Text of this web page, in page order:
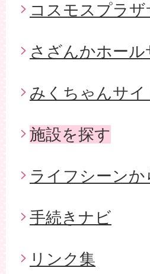
コスモスプラザ
さざんかホール
みくちゃんサイ
施設を探す
ライフシーンか
手続きナビ
リンク集